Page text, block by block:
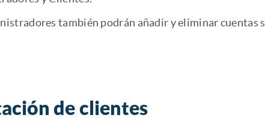
también podrán añadir y eliminar cuentas
de clientes